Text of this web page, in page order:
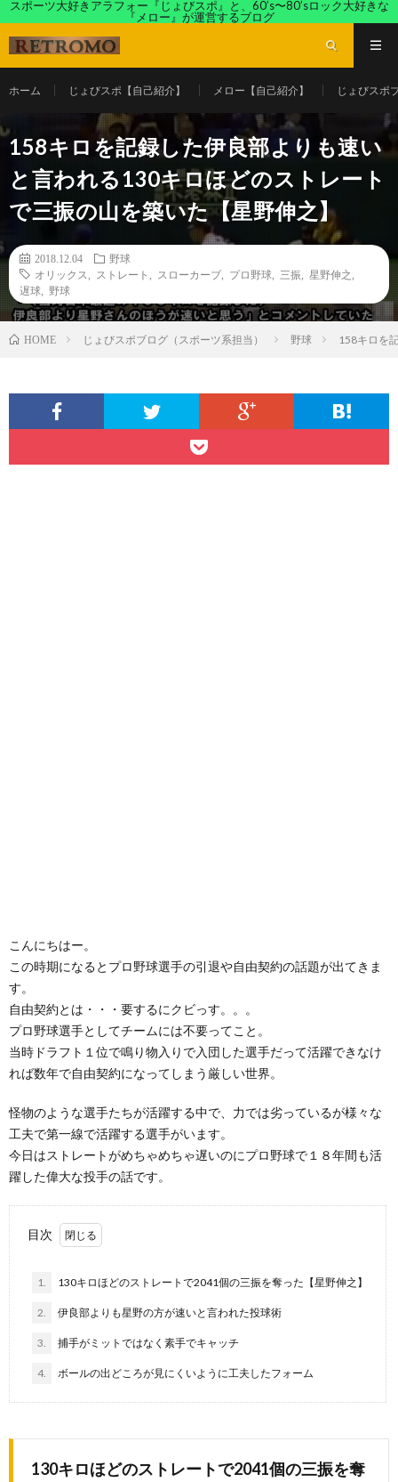
スポーツ大好きアラフォー『じょびスポ』と、60’s〜80’sロック大好きな
『メロー』が運営するブログ
ホーム じょびスポ【自己紹介】 メロー【自己紹介】 じょびスポ
158キロを記録した伊良部よりも速い
と言われる130キロほどのストレート
で三振の山を築いた【星野伸之】
2018.12.04
野球
オリックス
ストレート スローカーブ プロ野球 三振 星野伸之
遅球
野球
HOME じょびスポブログ（スポーツ系担当） 野球 158キロを
こんにちはー。
この時期になるとプロ野球選手の引退や自由契約の話題が出てきま
す。
自由契約とは・・・要するにクビっす。。。
プロ野球選手としてチームには不要ってこと。
当時ドラフト１位で鳴り物入りで入団した選手だって活躍できなけ
れば数年で自由契約になってしまう厳しい世界。
怪物のような選手たちが活躍する中で、力では劣っているが様々な
工夫で第一線で活躍する選手がいます。
今日はストレートがめちゃめちゃ遅いのにプロ野球で１８年間も活
躍した偉大な投手の話です。
目次
1. 130キロほどのストレートで2041個の三振を奪った【星野伸之】
2. 伊良部よりも星野の方が速いと言われた投球術
3. 捕手がミットではなく素手でキャッチ
4. ボールの出どころが見にくいように工夫したフォーム
130キロほどのストレートで2041個の三振を奪